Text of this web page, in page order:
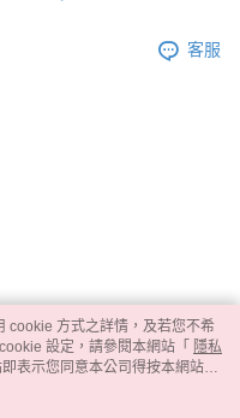
客服
cookie 方式之詳情，及若您不希
設定，請參閱本網站「 隱私
表示您同意本公司得按本網站使